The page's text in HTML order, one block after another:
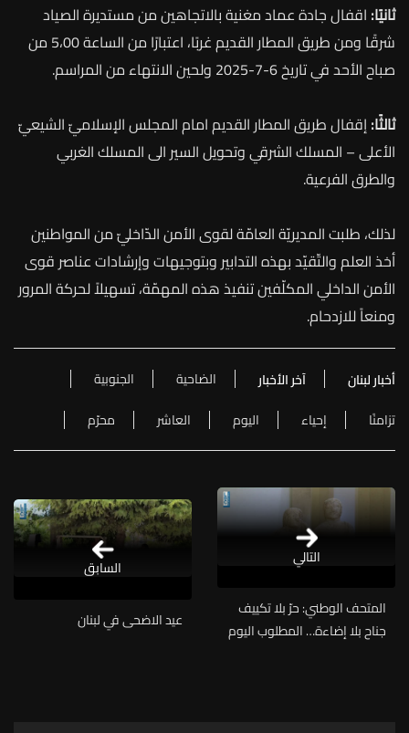
ثانيًا: اقفال جادة عماد مغنية بالاتجاهين من مستديرة الصياد
شرقًا ومن طريق المطار القديم غربًا، اعتبارًا من الساعة 5،00 من
صباح الأحد في تاريخ 6-7-2025 ولحين الانتهاء من المراسم.
ثالثًا:إقفال طريق المطار القديم امام المجلس الإسلاميّ الشيعيّ
الأعلى – المسلك الشرقي وتحويل السير الى المسلك الغربي
والطرق الفرعية.
لذلك، طلبتالمديريّةالعامّةلقوىالأمنالدّاخليّمنالمواطنين
أخذالعلموالتّقيّدبهذهالتدابيروبتوجيهاتوإرشاداتعناصرقوى
الأمنالداخليالمكلّفينتنفيذهذهالمهمّة،تسهيلاًلحركةالمرور
ومنعاًللازدحام.
أخبار لبنان آخر الأخبار الضاحية
الجنوبية
تزامنًا
إحياء اليوم العاشر محرّم
التالي
المتحف الوطني: حرّ بلا تكييف
جناح بلا إضاءة… المطلوب اليوم
عيد الاضحى في لبنان
السابق